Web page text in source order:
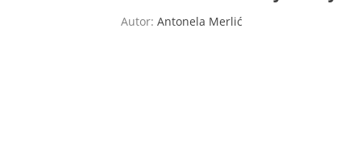
Autor:Antonela Merlić